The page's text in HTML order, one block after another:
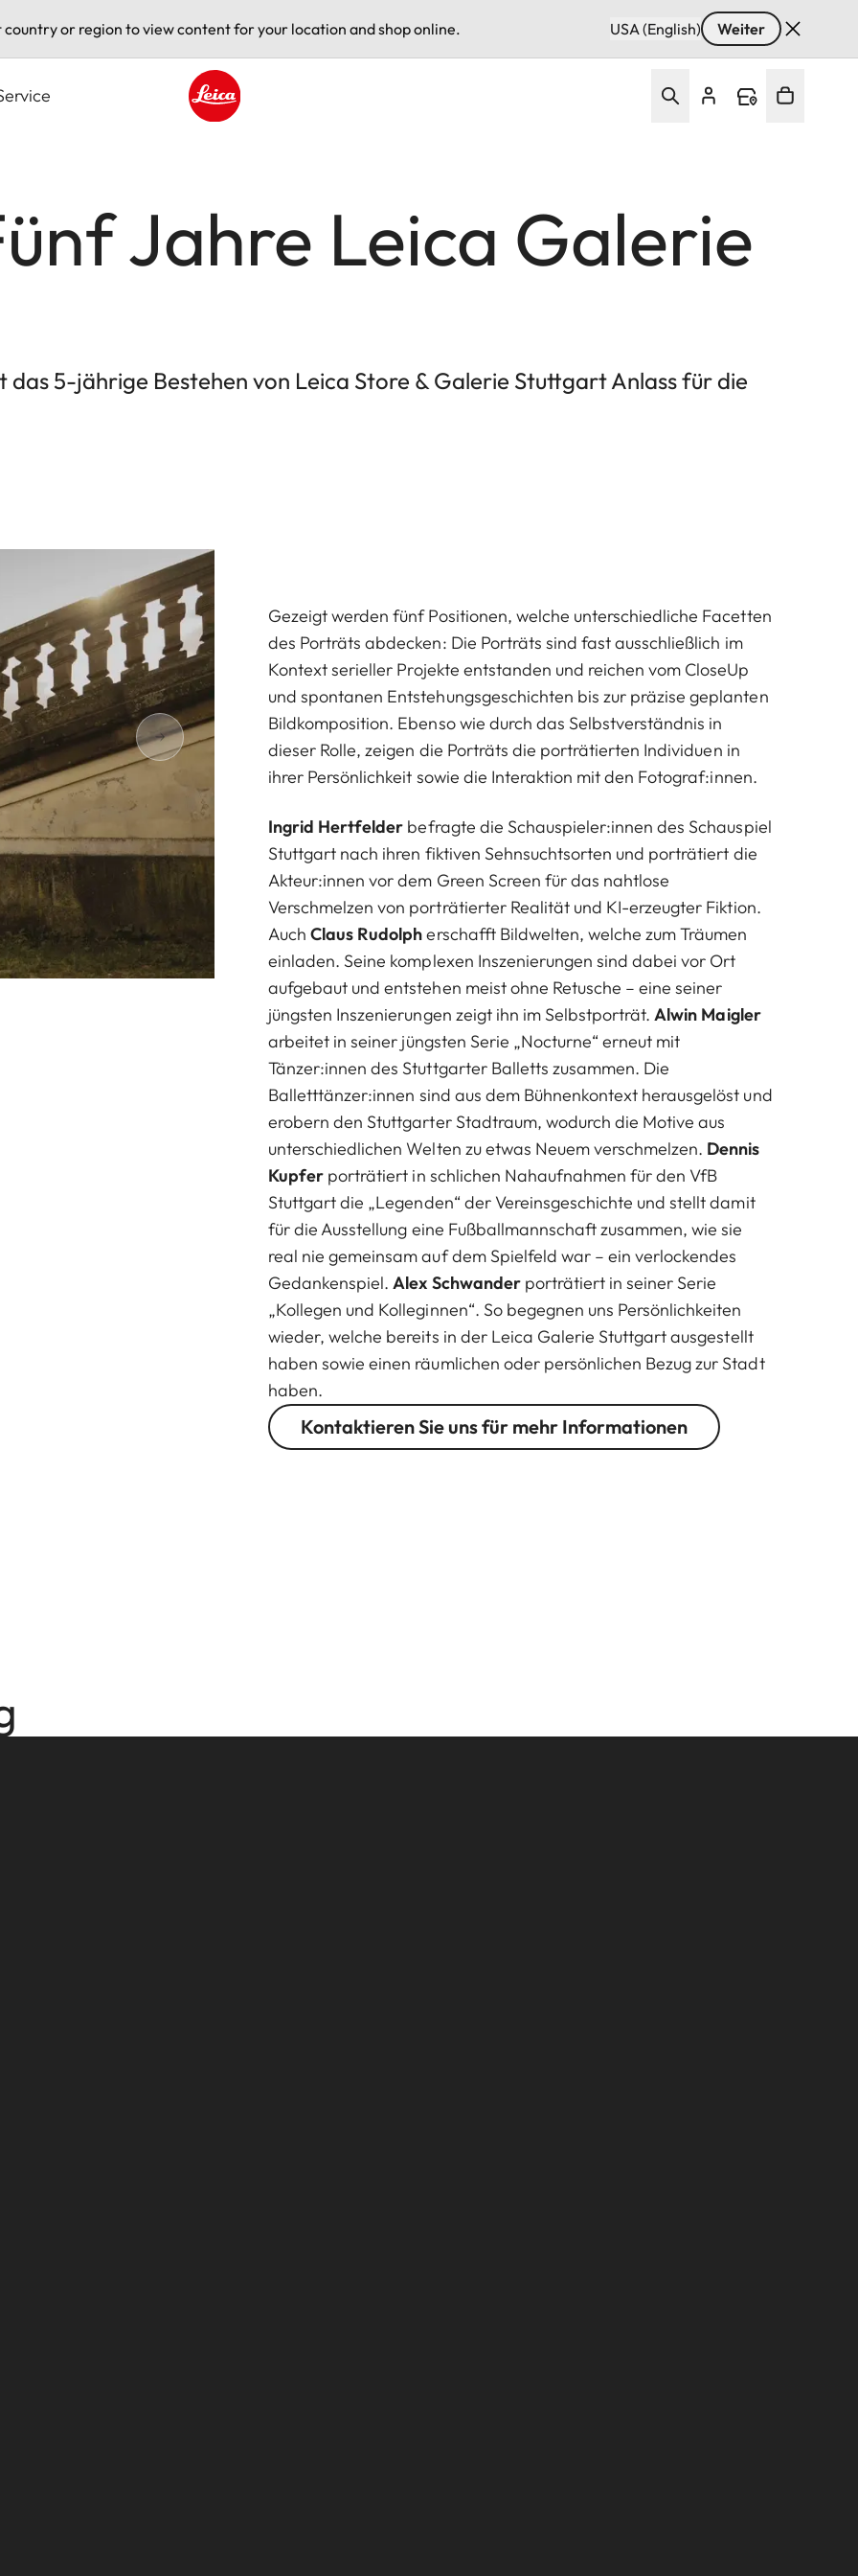
country or region to view content for your location and shop online. USA (English) Weiter
Jahre Leica Galerie
das 5-jährige Bestehen von Leica Store & Galerie Stuttgart Anlass für die
Gezeigt werden fünf Positionen, welche unterschiedliche Facetten
des Porträts abdecken: Die Porträts sind fast ausschließlich im
Kontext serieller Projekte entstanden und reichen vom CloseUp
und spontanen Entstehungsgeschichten bis zur präzise geplanten
Bildkomposition. Ebenso wie durch das Selbstverständnis in
dieser Rolle, zeigen die Porträts die porträtierten Individuen in
ihrer Persönlichkeit sowie die Interaktion mit den Fotograf:innen.
Ingrid Hertfelder befragte die Schauspieler:innen des Schauspiel
Stuttgart nach ihren fiktiven Sehnsuchtsorten und porträtiert die
Akteur:innen vor dem Green Screen für das nahtlose
Verschmelzen von porträtierter Realität und KI-erzeugter Fiktion.
AuchClaus Rudolpherschafft Bildwelten, welche zum Träumen
einladen. Seine komplexen Inszenierungen sind dabei vor Ort
aufgebaut und entstehen meist ohne Retusche – eine seiner
jüngsten Inszenierungen zeigt ihn im Selbstporträt. Alwin Maigler
arbeitet in seiner jüngsten Serie „Nocturne“ erneut mit
Tänzer:innen des Stuttgarter Balletts zusammen. Die
Balletttänzer:innen sind aus dem Bühnenkontext herausgelöst und
erobern den Stuttgarter Stadtraum, wodurch die Motive aus
unterschiedlichen Welten zu etwas Neuem verschmelzen. Dennis
Kupfer porträtiert in schlichen Nahaufnahmen für den VfB
Stuttgart die „Legenden“ der Vereinsgeschichte und stellt damit
für die Ausstellung eine Fußballmannschaft zusammen, wie sie
real nie gemeinsam auf dem Spielfeld war – ein verlockendes
Gedankenspiel. Alex Schwanderporträtiert in seiner Serie
„Kollegen und Kolleginnen“. So begegnen uns Persönlichkeiten
wieder, welche bereits in der Leica Galerie Stuttgart ausgestellt
haben sowie einen räumlichen oder persönlichen Bezug zur Stadt
haben.
Kontaktieren Sie uns für mehr Informationen